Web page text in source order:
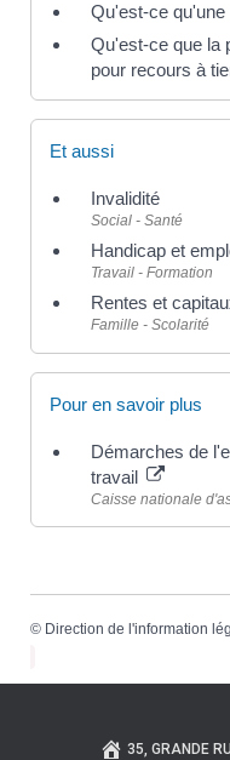
Qu'est-ce qu'une
Qu'est-ce que la
pour recours à
Et aussi
Invalidité
Social - Santé
Handicap et
Travail - Formation
Rentes et
Famille - Scolarité
Pour en savoir plus
Démarches de
travail
Caisse nationale
© Direction de l'information
35, GRANDE